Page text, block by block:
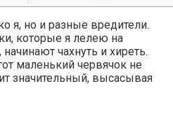
я, но и разные вредители.
которые я лелею на
чахнуть и хиреть.
маленький червячок не
значительный, высасывая